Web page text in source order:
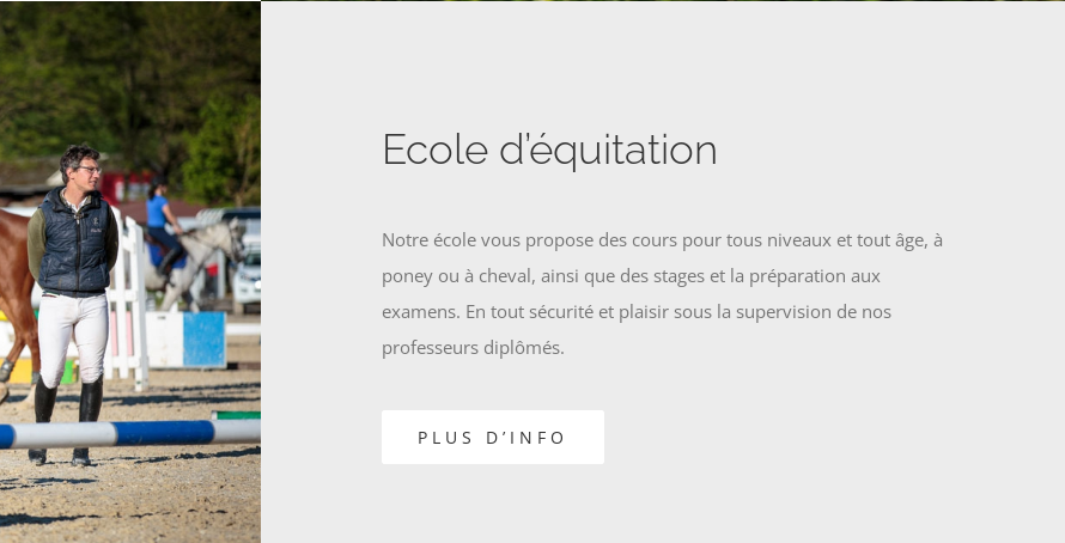
Ecole d’équitation
Notre école vous propose des cours pour tous niveaux et tout âge, à
poney ou à cheval, ainsi que des stages et la préparation aux
examens. En tout sécurité et plaisir sous la supervision de nos
professeurs diplômés.
PLUS D’INFO